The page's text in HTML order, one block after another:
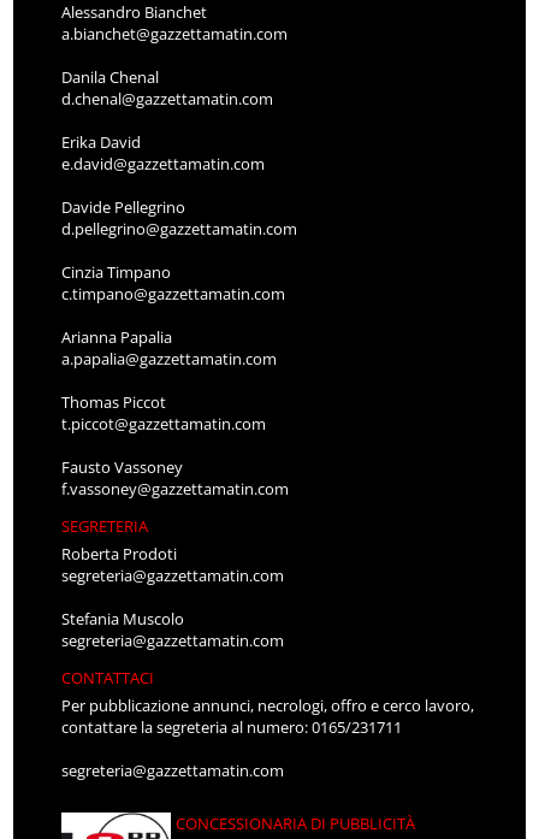
Alessandro Bianchet
a.bianchet@gazzettamatin.com
Danila Chenal
d.chenal@gazzettamatin.com
Erika David
e.david@gazzettamatin.com
Davide Pellegrino
d.pellegrino@gazzettamatin.com
Cinzia Timpano
c.timpano@gazzettamatin.com
Arianna Papalia
a.papalia@gazzettamatin.com
Thomas Piccot
t.piccot@gazzettamatin.com
Fausto Vassoney
f.vassoney@gazzettamatin.com
SEGRETERIA
Roberta Prodoti
segreteria@gazzettamatin.com
Stefania Muscolo
segreteria@gazzettamatin.com
CONTATTACI
Per pubblicazione annunci, necrologi, offro e cerco lavoro,
contattare la segreteria al numero: 0165/231711
segreteria@gazzettamatin.com
CONCESSIONARIA DI PUBBLICITÀ